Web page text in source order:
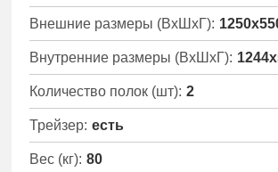
Внешние размеры (ВхШхГ):
Внутренние размеры (ВхШхГ):
Количество полок (шт): 2
Трейзер: есть
Вес (кг): 80